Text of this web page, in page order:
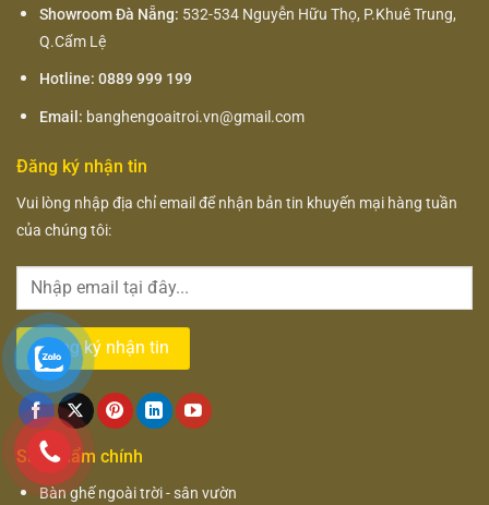
Showroom Đà Nẵng: 532-534 Nguyễn Hữu Thọ, P.Khuê Trung,
Q.Cẩm Lệ
Hotline: 0889 999 199
Email: banghengoaitroi.vn@gmail.com
Đăng ký nhận tin
Vui lòng nhập địa chỉ email để nhận bản tin khuyến mại hàng tuần
của chúng tôi:
Sản phẩm chính
Bàn ghế ngoài trời - sân vườn